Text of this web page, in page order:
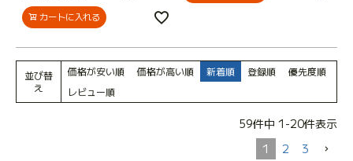
カートに入れる
並び替
え
価格が安い順 価格が高い順 新着順 登録順
優先度順
レビュー順
59件中 1 -20件表示
1
2 3